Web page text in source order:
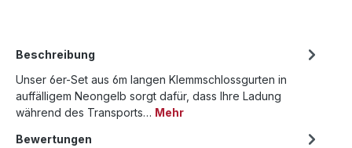
Beschreibung
Unser 6er-Set aus 6m langen Klemmschlossgurten in
auffälligem Neongelb sorgt dafür, dass Ihre Ladung
während des Transports… Mehr
Bewertungen